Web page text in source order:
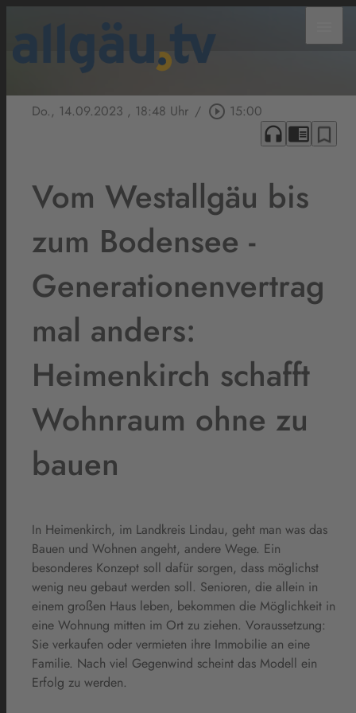
Do., 14.09.2023 , 18:48 Uhr / play_circle_outline 15:00
headphones chrome_reader_mode bookmark_border
Vom Westallgäu bis
zum Bodensee -
Generationenvertrag
mal anders:
Heimenkirch schafft
Wohnraum ohne zu
bauen
In Heimenkirch, im Landkreis Lindau, geht man was das
Bauen und Wohnen angeht, andere Wege. Ein
besonderes Konzept soll dafür sorgen, dass möglichst
wenig neu gebaut werden soll. Senioren, die allein in
einem großen Haus leben, bekommen die Möglichkeit in
eine Wohnung mitten im Ort zu ziehen. Voraussetzung:
Sie verkaufen oder vermieten ihre Immobilie an eine
Familie. Nach viel Gegenwind scheint das Modell ein
Erfolg zu werden.